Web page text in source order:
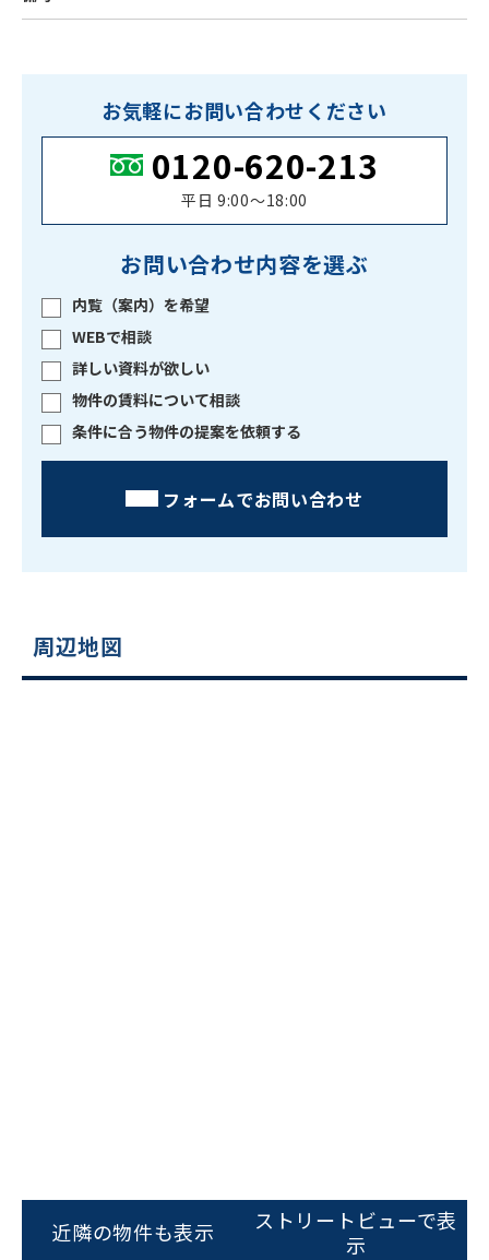
お気軽にお問い合わせください
0120-620-213
平日 9:00〜18:00
お問い合わせ内容を選ぶ
内覧（案内）を希望
WEBで相談
詳しい資料が欲しい
物件の賃料について相談
条件に合う物件の提案を依頼する
フォームでお問い合わせ
周辺地図
近隣の物件も表示
ストリートビューで表
示